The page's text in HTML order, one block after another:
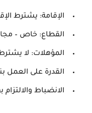
الإقامة: يشترط
القطاع: خاص –
المؤهلات: لا
القدرة على العمل
الانضباط